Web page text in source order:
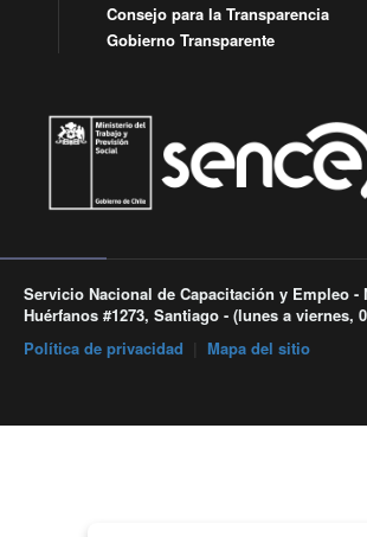
Consejo para la Transparencia
Gobierno Transparente
Servicio Nacional de Capacitación y Empleo -
Huérfanos #1273, Santiago - (lunes a viernes,
Política de privacidad
Mapa del sitio